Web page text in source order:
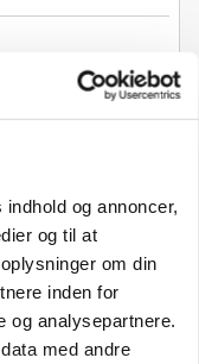
og annoncer,
og til at
om din
inden for
og analysepartnere.
med andre